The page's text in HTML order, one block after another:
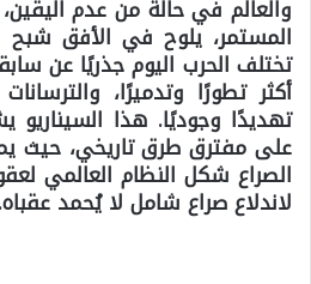
والعالم في حالة من عدم
المستمر، يلوح في الأفق شبح
تختلف الحرب اليوم جذريًا عن
أكثر تطورًا وتدميرًا،
تهديدًا وجوديًا. هذا السيناريو
على مفترق طرق تاريخي، حيث
الصراع شكل النظام العالمي
لاندلاع صراع شامل لا يُحمد عقباه.